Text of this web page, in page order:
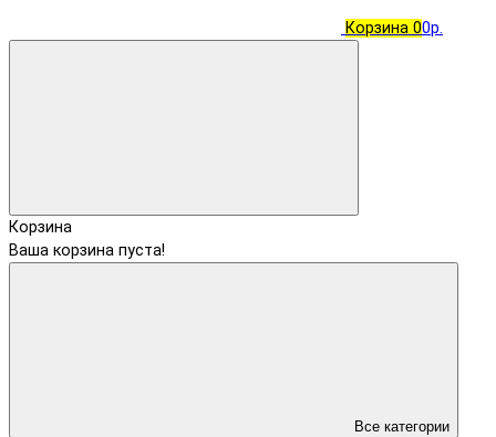
Корзина 00р.
Корзина
Ваша корзина пуста!
Все категории